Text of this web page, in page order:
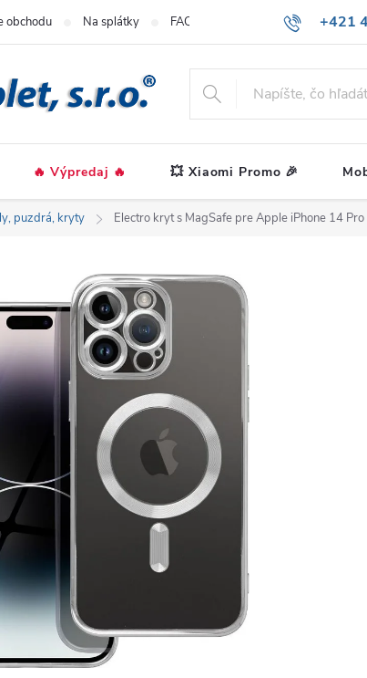
+421
obchodu Na splátky FAQ
🔥 Výpredaj 🔥 💥 Xiaomi Promo 🎉
puzdrá, kryty Electro kryt s MagSafe pre Apple iPhone 14